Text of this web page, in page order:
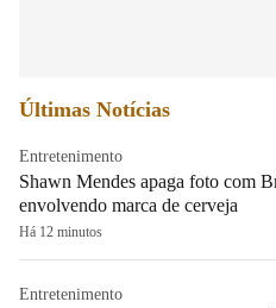
Últimas Notícias
Entretenimento
Shawn Mendes apaga foto com
envolvendo marca de cerveja
Há 12 minutos
Entretenimento